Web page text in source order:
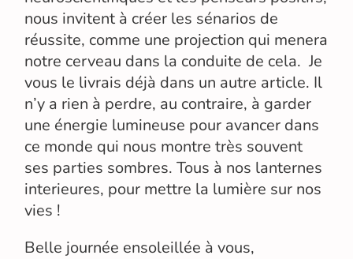
nous invitent à créer les sénarios de
réussite, comme une projection qui menera
notre cerveau dans la conduite de cela. Je
vous le livrais déjà dans un autre article. Il
n’y a rien à perdre, au contraire, à garder
une énergie lumineuse pour avancer dans
ce monde qui nous montre très souvent
ses parties sombres. Tous à nos lanternes
interieures, pour mettre la lumière sur nos
vies !
Belle journée ensoleillée à vous,